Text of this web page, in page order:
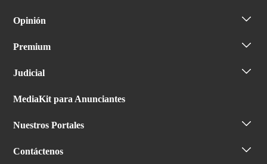
Opinión
Premium
Judicial
MediaKit para Anunciantes
Nuestros Portales
Contáctenos